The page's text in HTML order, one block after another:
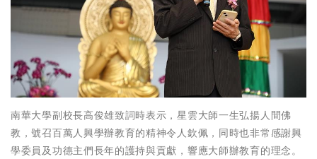
南華大學副校長高俊雄致詞時表示，星雲大師一生弘揚人間佛
教，號召百萬人興學辦教育的精神令人欽佩，同時也非常感謝興
學委員及功德主們長年的護持與貢獻，響應大師辦教育的理念。